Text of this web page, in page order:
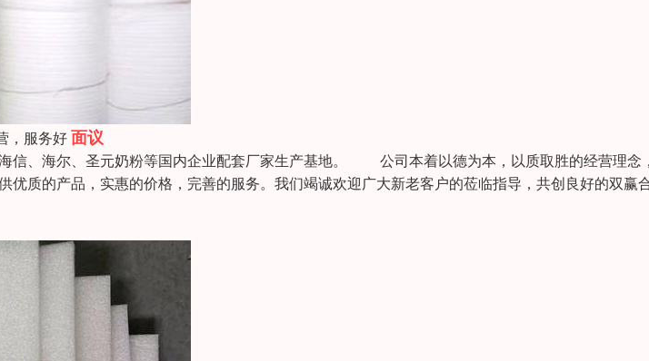
，服务好面议
信、海尔、圣元奶粉等国内企业配套厂家生产基地。 公司本着以德为本，以质取胜的经营理念
优质的产品，实惠的价格，完善的服务。我们竭诚欢迎广大新老客户的莅临指导，共创良好的双赢